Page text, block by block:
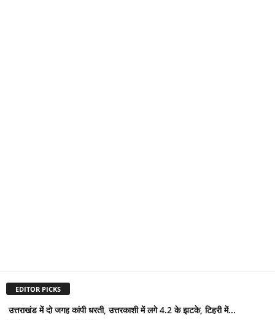
EDITOR PICKS
उत्तराखंड में दो जगह कांपी धरती, उत्तरकाशी में लगे 4.2 के झटके, टिहरी में...